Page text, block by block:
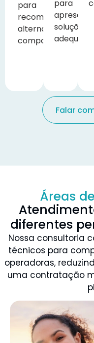
para
recomendar
alternativas
compatíveis.
para
apresentar
soluções
adequadas.
Falar
Áreas
diferentes
Nossa consultoria
técnicos para
operadoras,
uma contratação